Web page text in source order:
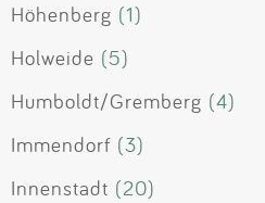
Höhenberg (1)
Holweide (5)
Humboldt/Gremberg (4)
Immendorf (3)
Innenstadt (20)